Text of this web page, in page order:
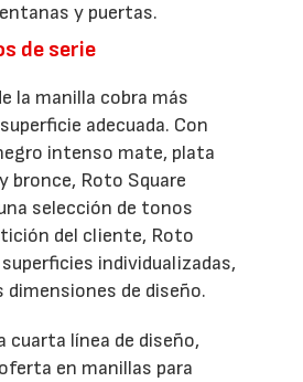
y puertas.
de serie
la manilla cobra más
adecuada. Con
intenso mate, plata
bronce, Roto Square
selección de tonos
del cliente, Roto
individualizadas,
dimensiones de diseño.
cuarta línea de diseño,
en manillas para